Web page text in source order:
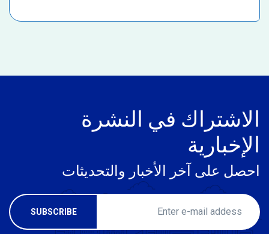
الاشتراك في النشرة
الإخبارية
احصل على آخر الأخبار والتحديثات